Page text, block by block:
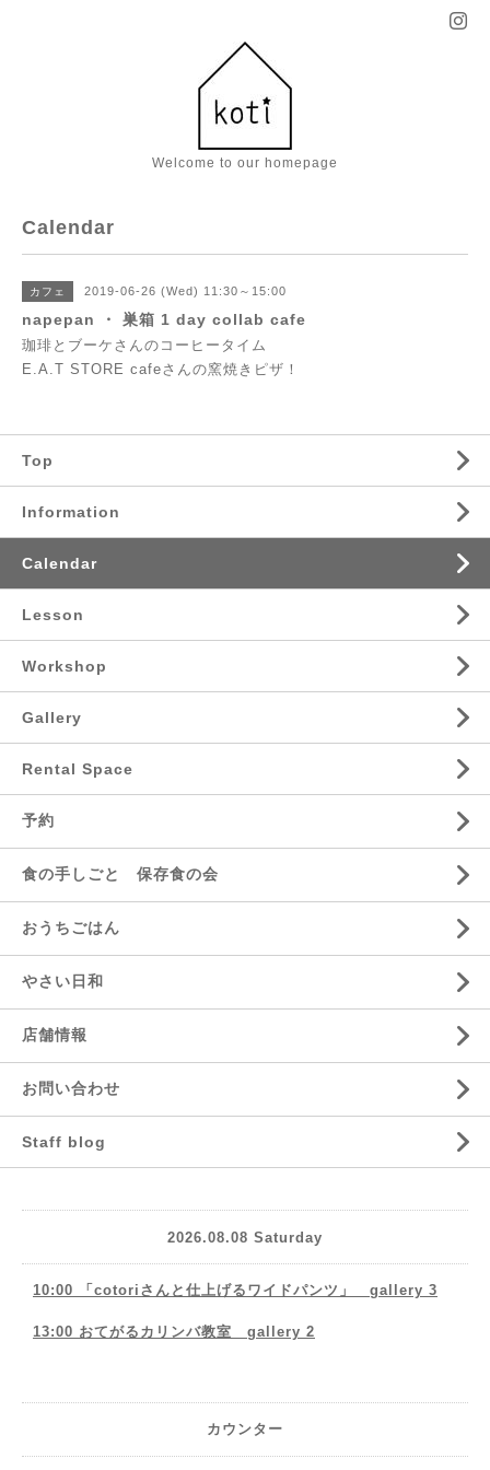
Welcome to our homepage
Calendar
カフェ 2019-06-26 (Wed) 11:30～15:00
napepan ・ 巣箱 1 day collab cafe
珈琲とブーケさんのコーヒータイム
E.A.T STORE cafeさんの窯焼きピザ！
Top
Information
Calendar
Lesson
Workshop
Gallery
Rental Space
予約
食の手しごと 保存食の会
おうちごはん
やさい日和
店舗情報
お問い合わせ
Staff blog
2026.08.08 Saturday
10:00 「cotoriさんと仕上げるワイドパンツ」 gallery 3
13:00 おてがるカリンバ教室 gallery 2
カウンター